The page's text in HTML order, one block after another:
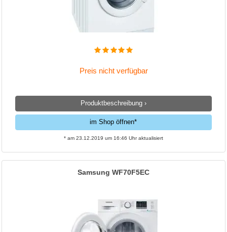
Preis nicht verfügbar
Produktbeschreibung ›
im Shop öffnen*
* am 23.12.2019 um 16:46 Uhr aktualisiert
Samsung WF70F5EC